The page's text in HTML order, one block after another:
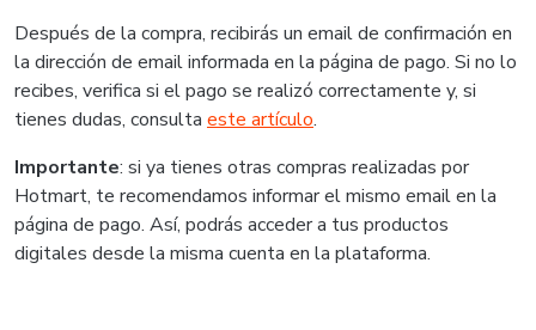
Después de la compra, recibirás un email de confirmación en
la dirección de email informada en la página de pago. Si no lo
recibes, verifica si el pago se realizó correctamente y, si
tienes dudas, consulta este artículo.
Importante: si ya tienes otras compras realizadas por
Hotmart, te recomendamos informar el mismo email en la
página de pago. Así, podrás acceder a tus productos
digitales desde la misma cuenta en la plataforma.